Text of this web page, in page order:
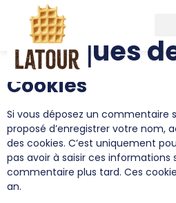
Politiques
Cookies
Si vous déposez un commentaire
proposé d’enregistrer votre nom,
des cookies. C’est uniquement
pas avoir à saisir ces informations
commentaire plus tard. Ces
an.